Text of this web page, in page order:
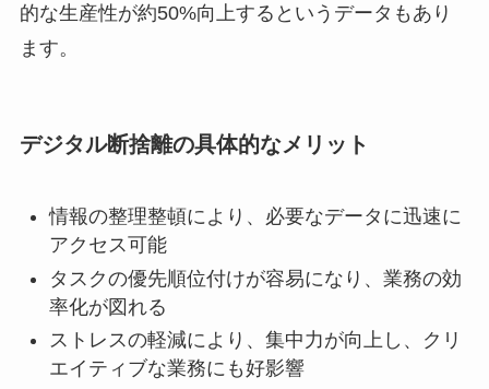
的な生産性が約50%向上するというデータもあり
ます。
デジタル断捨離の具体的なメリット
情報の整理整頓により、必要なデータに迅速に
アクセス可能
タスクの優先順位付けが容易になり、業務の効
率化が図れる
ストレスの軽減により、集中力が向上し、クリ
エイティブな業務にも好影響